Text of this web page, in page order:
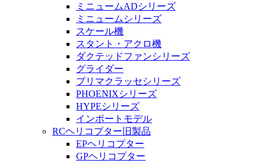
ミニュームADシリーズ
ミニュームシリーズ
スケール機
スタント・アクロ機
ダクテッドファンシリーズ
グライダー
プリマクラッセシリーズ
PHOENIXシリーズ
HYPEシリーズ
インポートモデル
RCヘリコプター旧製品
EPヘリコプター
GPヘリコプター